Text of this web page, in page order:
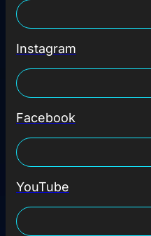
Instagram
Facebook
YouTube